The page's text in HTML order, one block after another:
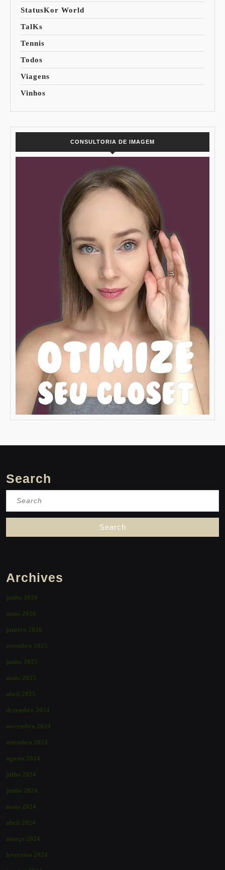
StatusKor World
TalKs
Tennis
Todos
Viagens
Vinhos
CONSULTORIA DE IMAGEM
Search
Archives
junho 2026
maio 2026
janeiro 2026
setembro 2025
junho 2025
maio 2025
abril 2025
dezembro 2024
novembro 2024
setembro 2024
agosto 2024
julho 2024
junho 2024
maio 2024
abril 2024
março 2024
fevereiro 2024